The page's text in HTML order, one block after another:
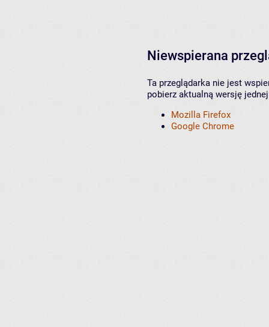
Niewspierana
Ta przeglądarka nie jest
pobierz aktualną wersję
Mozilla Firefox
Google Chrome